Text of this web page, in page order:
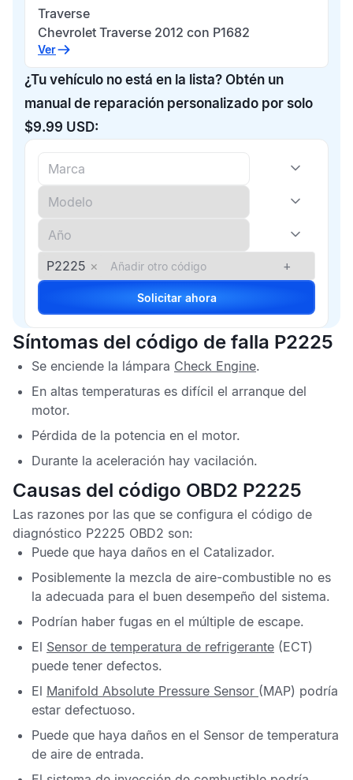
Traverse
Chevrolet Traverse 2012 con P1682
Ver
¿Tu vehículo no está en la lista? Obtén un
manual de reparación personalizado por solo
$9.99 USD:
P2225 × +
Solicitar ahora
Síntomas del código de falla P2225
Se enciende la lámpara Check Engine.
En altas temperaturas es difícil el arranque del
motor.
Pérdida de la potencia en el motor.
Durante la aceleración hay vacilación.
Causas del código OBD2 P2225
Las razones por las que se configura el código de
diagnóstico P2225 OBD2 son:
Puede que haya daños en el Catalizador.
Posiblemente la mezcla de aire-combustible no es
la adecuada para el buen desempeño del sistema.
Podrían haber fugas en el múltiple de escape.
El Sensor de temperatura de refrigerante (ECT)
puede tener defectos.
El Manifold Absolute Pressure Sensor (MAP) podría
estar defectuoso.
Puede que haya daños en el Sensor de temperatura
de aire de entrada.